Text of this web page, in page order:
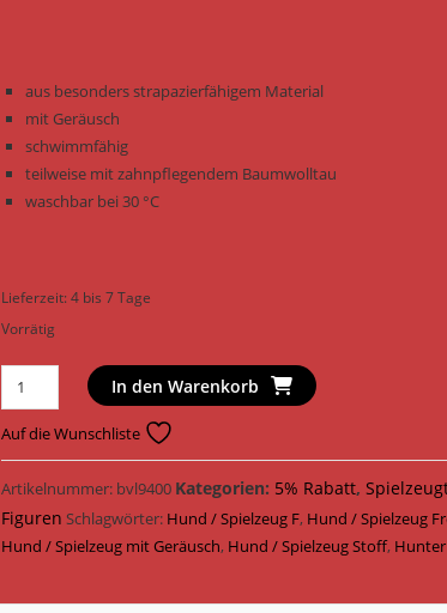
aus besonders strapazierfähigem Material
mit Geräusch
schwimmfähig
teilweise mit zahnpflegendem Baumwolltau
waschbar bei 30 °C
Lieferzeit:4 bis 7 Tage
Vorrätig
Hunter
Hundespielzeug
Tough
Pombas
Frosch
Stoff
33
In den Warenkorb
Auf die Wunschliste
Artikelnummer: bvl9400 Kategorien: 5% Rabatt,
Figuren Schlagwörter: Hund / Spielzeug F, Hund / Spielzeug
Hund / Spielzeug mit Geräusch, Hund / Spielzeug Stoff, Hunter